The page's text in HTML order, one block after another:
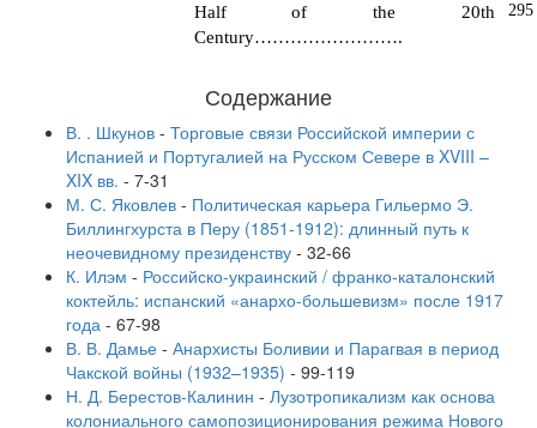
Half of the 20th
Century…………………….
295
Содержание
В. . Шкунов - Торговые связи Российской империи с
Испанией и Португалией на Русском Севере в XVIII –
XIX вв. - 7-31
М. С. Яковлев - Политическая карьера Гильермо Э.
Биллингхурста в Перу (1851-1912): длинный путь к
неочевидному президенству - 32-66
К. Илэм - Российско-украинский / франко-каталонский
коктейль: испанский «анархо-большевизм» после 1917
года - 67-98
В. В. Дамье - Анархисты Боливии и Парагвая в период
Чакской войны (1932–1935) - 99-119
Н. Д. Берестов-Калинин - Лузотропикализм как основа
колониального самопозиционирования режима Нового